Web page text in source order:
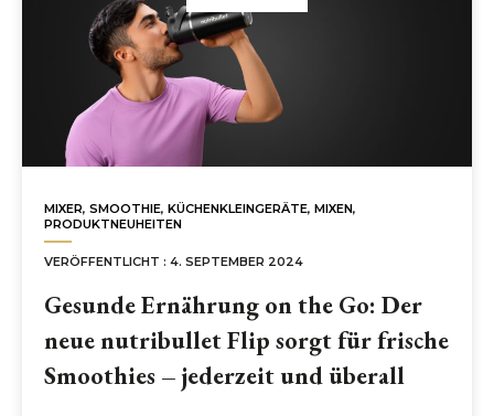
MIXER, SMOOTHIE, KÜCHENKLEINGERÄTE, MIXEN,
PRODUKTNEUHEITEN
VERÖFFENTLICHT : 4. SEPTEMBER 2024
Gesunde Ernährung on the Go: Der
neue nutribullet Flip sorgt für frische
Smoothies – jederzeit und überall